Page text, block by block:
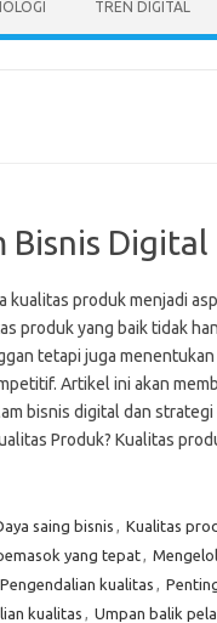
TREN DIGITAL
Bisnis Digital
kualitas produk menjadi
produk yang baik tidak
tetapi juga
Artikel ini akan
bisnis digital dan
Produk? Kualitas
saing bisnis , Kualitas
yang tepat,
Pengendalian kualitas ,
kualitas , Umpan balik